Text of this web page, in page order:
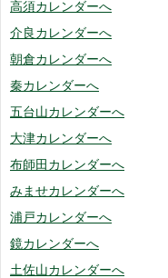
高須カレンダーへ
介良カレンダーへ
朝倉カレンダーへ
秦カレンダーへ
五台山カレンダーへ
大津カレンダーへ
布師田カレンダーへ
みませカレンダーへ
浦戸カレンダーへ
鏡カレンダーへ
土佐山カレンダーへ